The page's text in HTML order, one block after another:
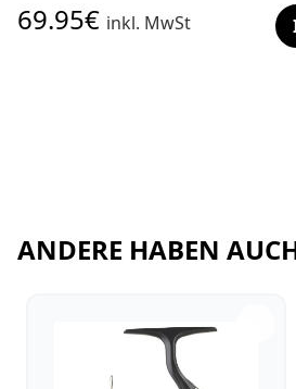
69.95€ inkl. MwSt
ANDERE HABEN